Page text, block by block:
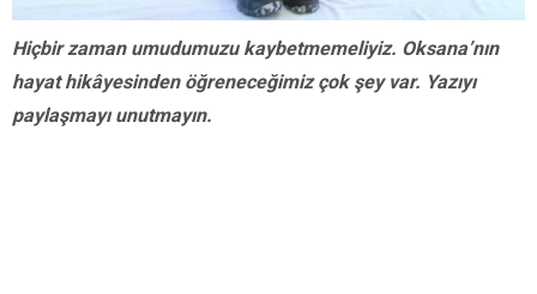
Hiçbir zaman umudumuzu kaybetmemeliyiz. Oksana’nın
hayat hikâyesinden öğreneceğimiz çok şey var. Yazıyı
paylaşmayı unutmayın.